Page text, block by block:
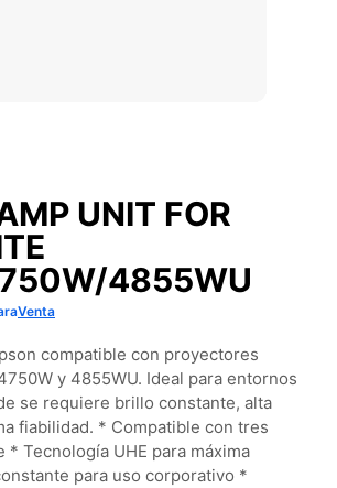
UNIT FOR
4855WU
Venta
compatible con proyectores
y 4855WU. Ideal para entornos
se requiere brillo constante, alta
fiabilidad. * Compatible con tres
* Tecnología UHE para máxima
para uso corporativo *